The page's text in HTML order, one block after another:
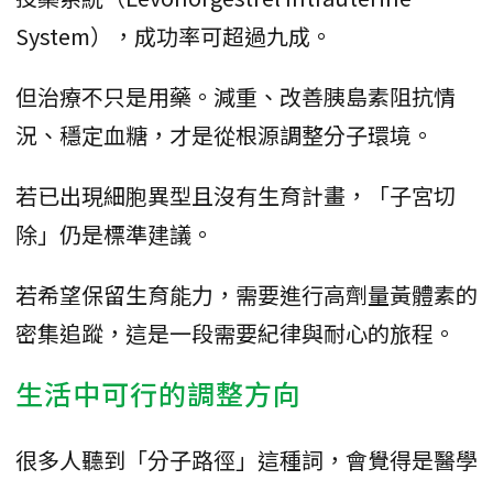
System），成功率可超過九成。
但治療不只是用藥。減重、改善胰島素阻抗情
況、穩定血糖，才是從根源調整分子環境。
若已出現細胞異型且沒有生育計畫，「子宮切
除」仍是標準建議。
若希望保留生育能力，需要進行高劑量黃體素的
密集追蹤，這是一段需要紀律與耐心的旅程。
生活中可行的調整方向
很多人聽到「分子路徑」這種詞，會覺得是醫學